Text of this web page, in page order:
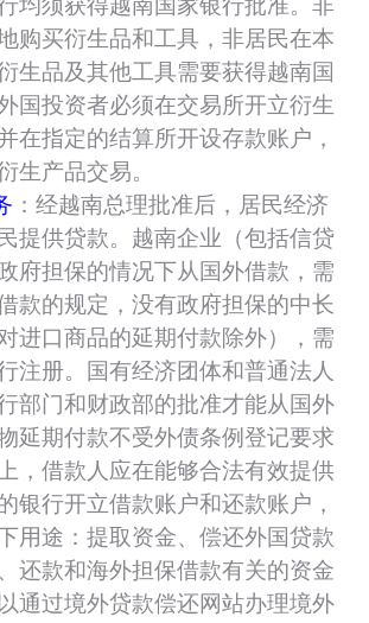
均须获得越南国家银行批准。非
购买衍生品和工具，非居民在本
生品及其他工具需要获得越南国
国投资者必须在交易所开立衍生
在指定的结算所开设存款账户，
生产品交易。
：经越南总理批准后，居民经济
提供贷款。越南企业（包括信贷
府担保的情况下从国外借款，需
款的规定，没有政府担保的中长
进口商品的延期付款除外），需
注册。国有经济团体和普通法人
部门和财政部的批准才能从国外
延期付款不受外债条例登记要求
，借款人应在能够合法有效提供
银行开立借款账户和还款账户，
用途：提取资金、偿还外国贷款
还款和海外担保借款有关的资金
通过境外贷款偿还网站办理境外